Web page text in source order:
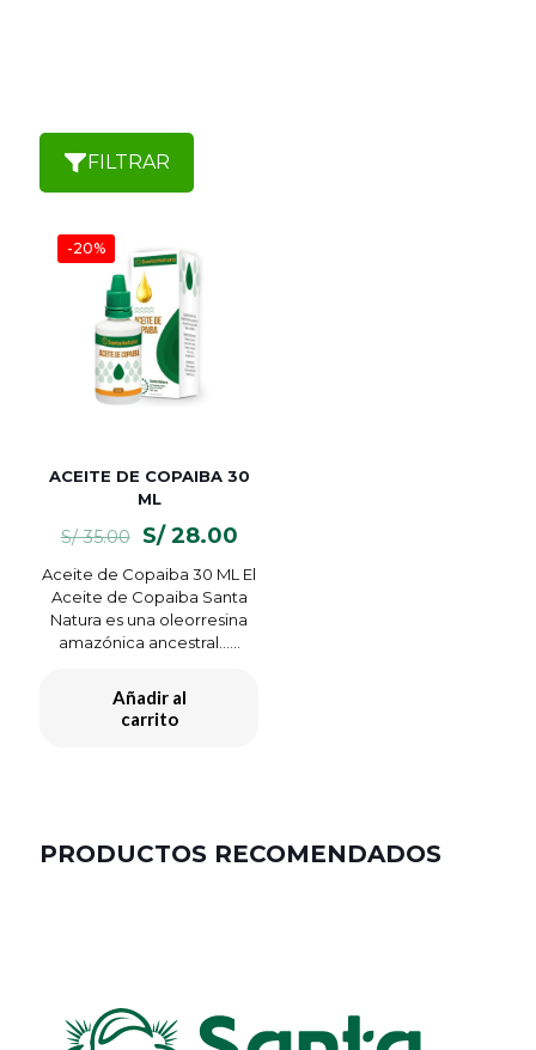
FILTRAR
-20%
ACEITE DE COPAIBA 30
ML
S/35.00
El
original
era:
S/ 35.00.
S/28.00El
actual
es:
S/ 28.00.
Aceite de Copaiba 30 ML El
Aceite de Copaiba Santa
Natura es una oleorresina
amazónica ancestral…...
Añadir al
carrito
PRODUCTOS RECOMENDADOS